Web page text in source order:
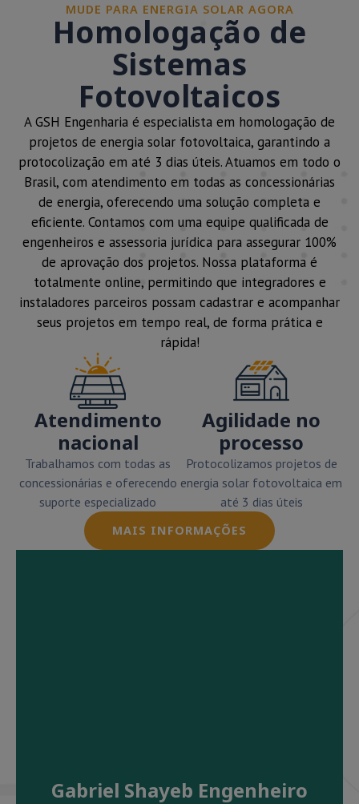
MUDE PARA ENERGIA SOLAR AGORA
Homologação de
Sistemas
Fotovoltaicos
A GSH Engenharia é especialista em homologação de
projetos de energia solar fotovoltaica, garantindo a
protocolização em até 3 dias úteis. Atuamos em todo o
Brasil, com atendimento em todas as concessionárias
de energia, oferecendo uma solução completa e
eficiente. Contamos com uma equipe qualificada de
engenheiros e assessoria jurídica para assegurar 100%
de aprovação dos projetos. Nossa plataforma é
totalmente online, permitindo que integradores e
instaladores parceiros possam cadastrar e acompanhar
seus projetos em tempo real, de forma prática e
rápida!
Atendimento
nacional
Trabalhamos com todas as
concessionárias e oferecendo
suporte especializado
Agilidade no
processo
Protocolizamos projetos de
energia solar fotovoltaica em
até 3 dias úteis
MAIS INFORMAÇÕES
Gabriel Shayeb Engenheiro